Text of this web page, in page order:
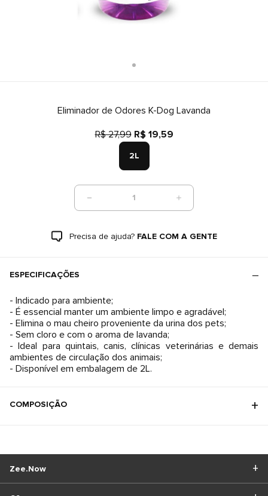
Eliminador de Odores K-Dog Lavanda
R$ 27,99 R$ 19,59
2L
1
Precisa de ajuda? FALE COM A GENTE
ESPECIFICAÇÕES
- Indicado para ambiente;
- É essencial manter um ambiente limpo e agradável;
- Elimina o mau cheiro proveniente da urina dos pets;
- Sem cloro e com o aroma de lavanda;
- Ideal para quintais, canis, clínicas veterinárias e demais
ambientes de circulação dos animais;
- Disponível em embalagem de 2L.
COMPOSIÇÃO
Zee.Now